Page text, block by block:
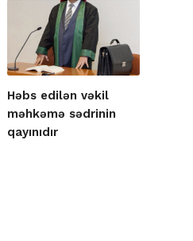
Həbs edilən vəkil
məhkəmə sədrinin
qayınıdır